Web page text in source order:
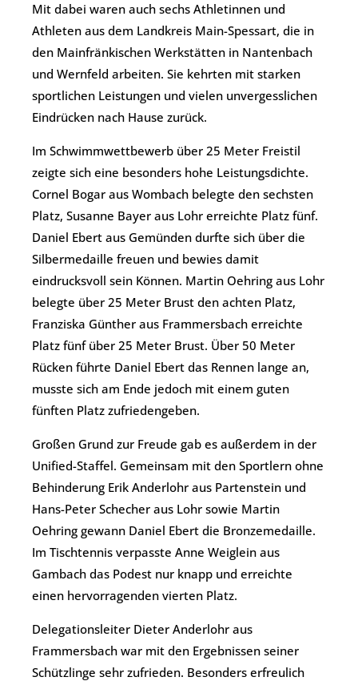
Mit dabei waren auch sechs Athletinnen und
Athleten aus dem Landkreis Main-Spessart, die in
den Mainfränkischen Werkstätten in Nantenbach
und Wernfeld arbeiten. Sie kehrten mit starken
sportlichen Leistungen und vielen unvergesslichen
Eindrücken nach Hause zurück.
Im Schwimmwettbewerb über 25 Meter Freistil
zeigte sich eine besonders hohe Leistungsdichte.
Cornel Bogar aus Wombach belegte den sechsten
Platz, Susanne Bayer aus Lohr erreichte Platz fünf.
Daniel Ebert aus Gemünden durfte sich über die
Silbermedaille freuen und bewies damit
eindrucksvoll sein Können. Martin Oehring aus Lohr
belegte über 25 Meter Brust den achten Platz,
Franziska Günther aus Frammersbach erreichte
Platz fünf über 25 Meter Brust. Über 50 Meter
Rücken führte Daniel Ebert das Rennen lange an,
musste sich am Ende jedoch mit einem guten
fünften Platz zufriedengeben.
Großen Grund zur Freude gab es außerdem in der
Unified-Staffel. Gemeinsam mit den Sportlern ohne
Behinderung Erik Anderlohr aus Partenstein und
Hans-Peter Schecher aus Lohr sowie Martin
Oehring gewann Daniel Ebert die Bronzemedaille.
Im Tischtennis verpasste Anne Weiglein aus
Gambach das Podest nur knapp und erreichte
einen hervorragenden vierten Platz.
Delegationsleiter Dieter Anderlohr aus
Frammersbach war mit den Ergebnissen seiner
Schützlinge sehr zufrieden. Besonders erfreulich